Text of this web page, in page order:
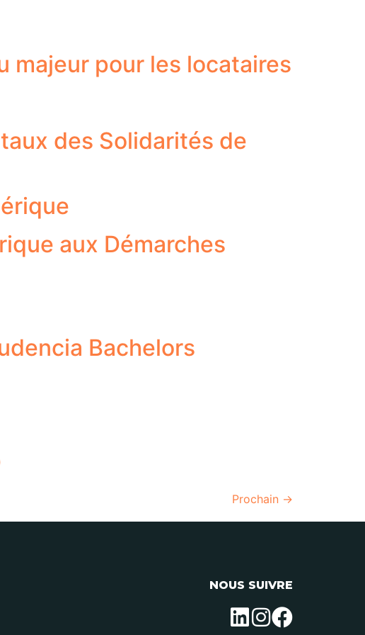
majeur pour les locataires
des Solidarités de
aux Démarches
Bachelors
Prochain →
NOUS SUIVRE